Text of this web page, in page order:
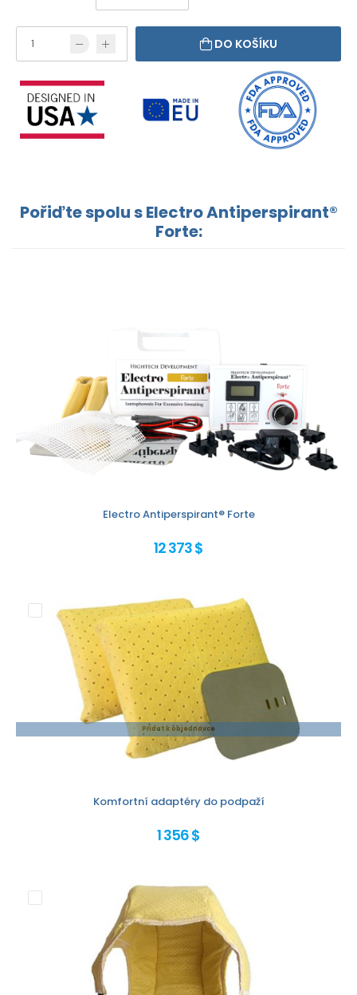
DO KOŠÍKU
Pořiďte spolu s Electro Antiperspirant®
Forte:
Electro Antiperspirant® Forte
12 373 $
Přidat k objednávce
Komfortní adaptéry do podpaží
1 356 $